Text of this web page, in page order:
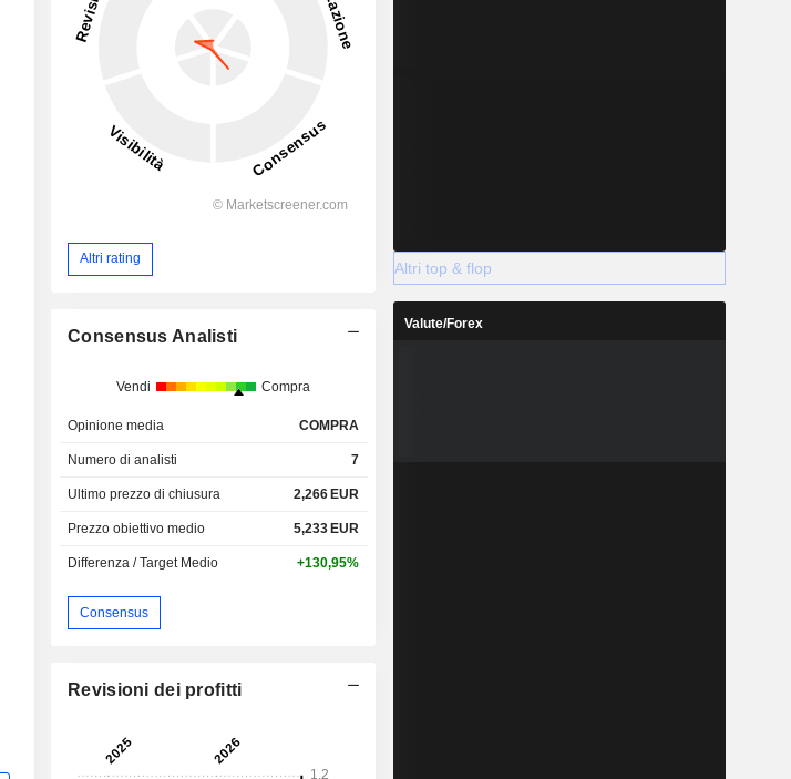
Altri rating
Consensus Analisti
Vendi Compra
Opinione media COMPRA
Numero di analisti 7
Ultimo prezzo di chiusura 2,266 EUR
Prezzo obiettivo medio 5,233 EUR
Differenza / Target Medio +130,95%
Consensus
Revisioni dei profitti
Altri top & flop
Valute/Forex